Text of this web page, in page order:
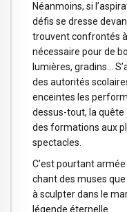
Néanmoins, si
défis se dresse
trouvent confrontés
nécessaire pour de
lumières, gradins…
des autorités
enceintes les
dessus-tout, la
des formations aux
spectacles.
C’est pourtant
chant des muses
à sculpter dans le
légende éternelle.